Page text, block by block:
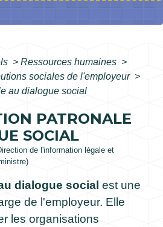
> Ressources humaines >
sociales de l'employeur >
au dialogue social
PATRONALE
SOCIAL
de l'information légale et
dialogue social est une
de l'employeur. Elle
les organisations